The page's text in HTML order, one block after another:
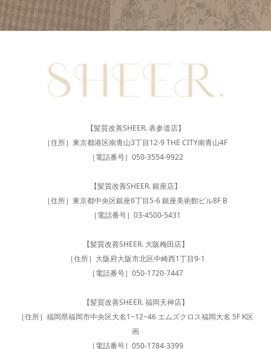
【髪質改善SHEER. 表参道店】
［住所］東京都港区南青山3丁目12-9 THE CITY南青山4F
［電話番号］050-3554-9922
【髪質改善SHEER. 銀座店】
［住所］東京都中央区銀座6丁目5-6 銀座美術館ビル8F B
［電話番号］03-4500-5431
【髪質改善SHEER. 大阪梅田店】
［住所］大阪府大阪市北区中崎西1丁目9-1
［電話番号］050-1720-7447
【髪質改善SHEER. 福岡天神店】
［住所］福岡県福岡市中央区大名1−12−46 エムズクロス福岡大名 5F K区
画
［電話番号］050-1784-3399